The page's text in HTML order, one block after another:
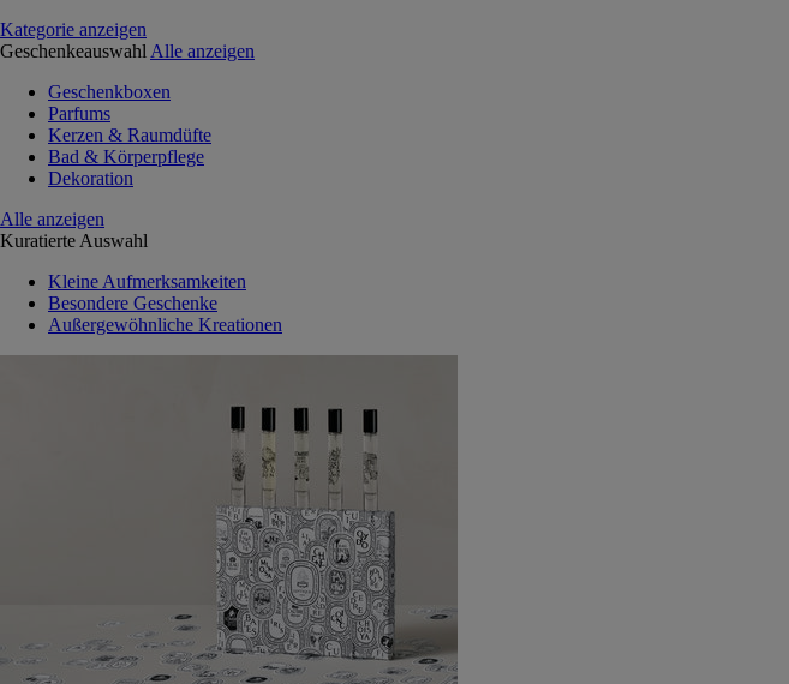
Kategorie anzeigen
Geschenkeauswahl Alle anzeigen
Geschenkboxen
Parfums
Kerzen & Raumdüfte
Bad & Körperpflege
Dekoration
Alle anzeigen
Kuratierte Auswahl
Kleine Aufmerksamkeiten
Besondere Geschenke
Außergewöhnliche Kreationen